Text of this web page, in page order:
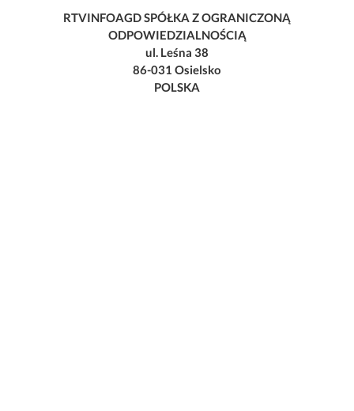
RTVINFOAGD SPÓŁKA Z OGRANICZONĄ
ODPOWIEDZIALNOŚCIĄ
ul. Leśna 38
86-031 Osielsko
POLSKA